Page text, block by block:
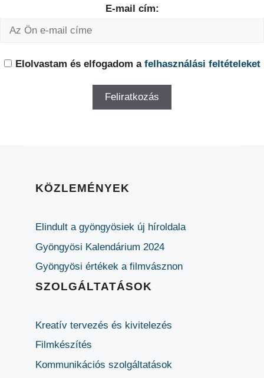
E-mail cím:
Elolvastam és elfogadom a felhasználási feltételeket
KÖZLEMÉNYEK
Elindult a gyöngyösiek új híroldala
Gyöngyösi Kalendárium 2024
Gyöngyösi értékek a filmvásznon
SZOLGÁLTATÁSOK
Kreatív tervezés és kivitelezés
Filmkészítés
Kommunikációs szolgáltatások